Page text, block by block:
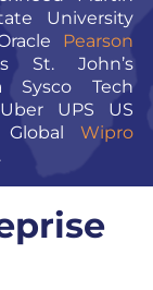
University
Pearson
St. John’s
SyscoTech
UPS US
GlobalWipro